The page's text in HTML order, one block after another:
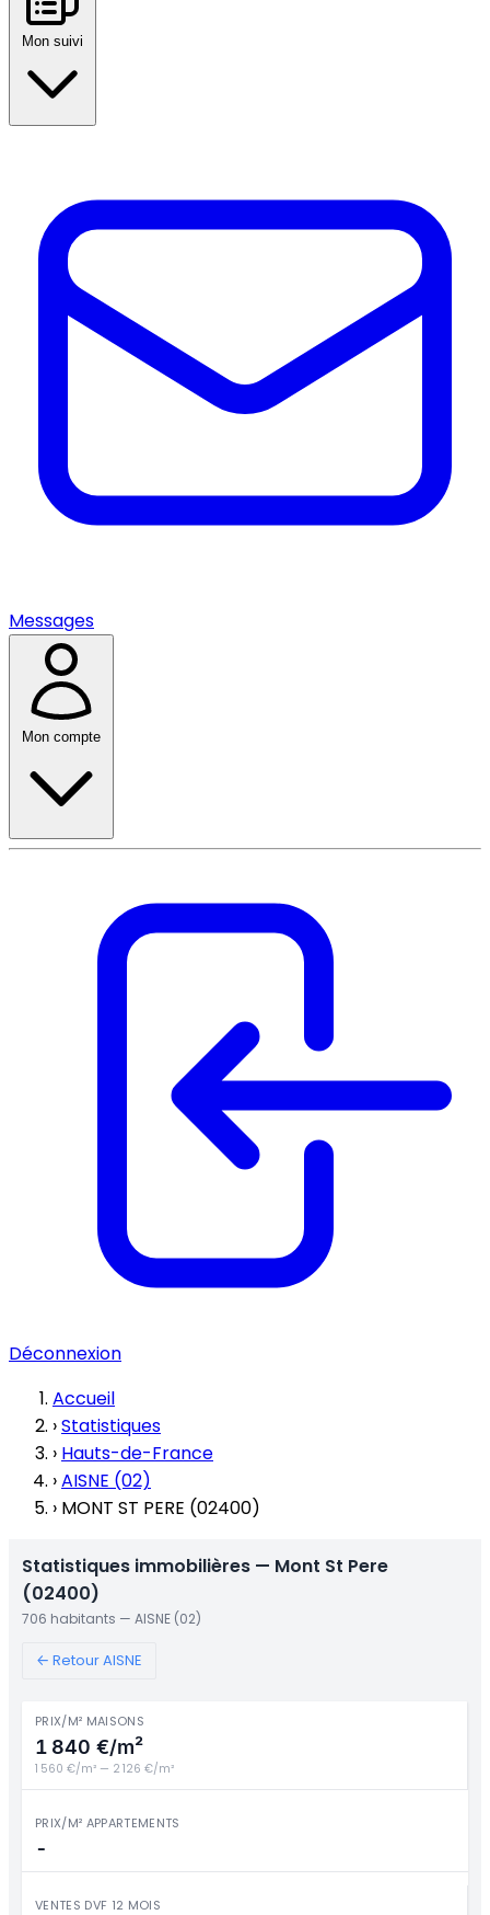
Mon suivi
Messages
Mon compte
Déconnexion
Accueil
›Statistiques
› Hauts-de-France
›AISNE (02)
› MONT ST PERE (02400)
Statistiques immobilières — Mont St Pere
(02400)
706 habitants — AISNE (02)
← Retour AISNE
PRIX/M² MAISONS
1 840 €/m²
1 560 €/m² — 2 126 €/m²
PRIX/M² APPARTEMENTS
-
VENTES DVF 12 MOIS